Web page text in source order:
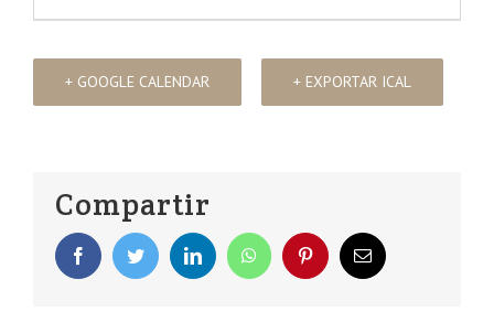
+ GOOGLE CALENDAR + EXPORTAR ICAL
Compartir